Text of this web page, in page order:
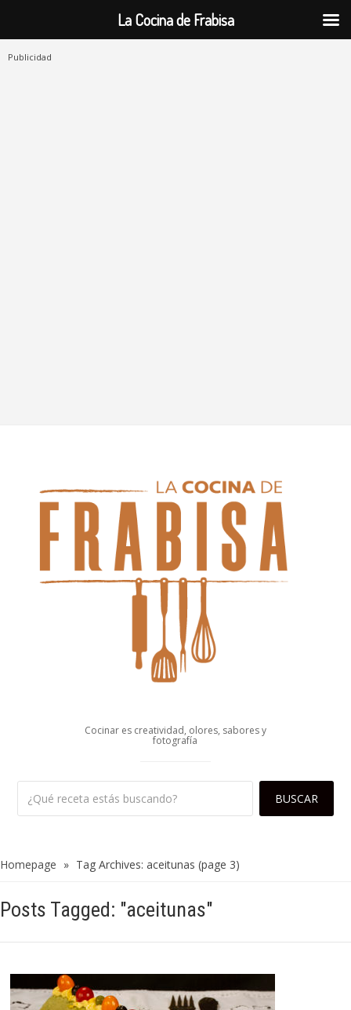
Publicidad
Cocinar es creatividad, olores, sabores y
fotografía
Homepage » Tag Archives: aceitunas (page 3)
Posts Tagged: "aceitunas"
La Cocina de Frabisa